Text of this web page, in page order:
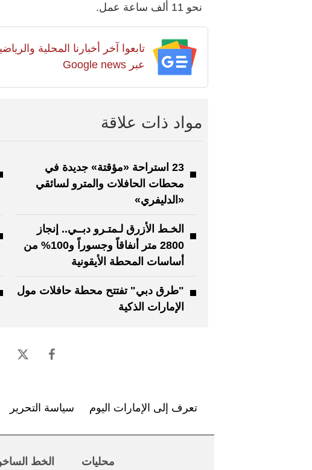
نحو 11 ألف ساعة عمل.
تابعوا آخر أخبارنا المحلية
عبر Google news
مواد ذات علاقة
23 استراحة «مؤقتة» جديدة في
محطات الحافلات والمترو لسائقي
«الدليفري»
الخـط الأزرق لـمتـرو دبــي.. إنجاز
2800 متر أنفاقاً وجسوراً و100% من
أساسات المحطة الأيقونية
"طرق دبي" تفتتح محطة حافلات مول
الإمارات الذكية
تعرف إلى الإمارات اليوم سياسة التحرير
محليات الخط